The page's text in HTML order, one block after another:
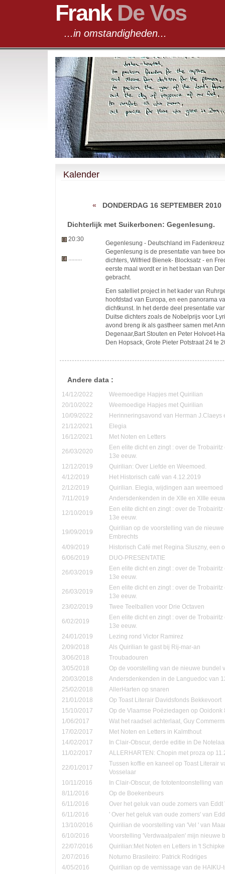
Frank De Vos
...in omstandigheden...
Kalender
« DONDERDAG 16 SEPTEMBER 2010
Dichterlijk met Suikerbonen: Gegenlesung.
20:30
Gegenlesung - Deutschland im
Gegenlesung is de presentatie van twee
dichters, Wilfried Bienek- Blocksatz - en
eerste maal wordt er in het bestaan van
gebracht.
Een satelliet project in het kader van
hoofdstad van Europa, en een panorama
dichtkunst. In het derde deel presentatie
Duitse dichters zoals de Nobelprijs voor
avond breng ik als gastheer samen met
Degenaar,Bart Stouten en Peter Holvoet-
Den Hopsack, Grote Pieter Potstraat 24 te
Andere data :
14/12/2022
Weemoedige Hapjes met Quirilian
20/10/2022
Weemoedige Hapjes met Quirilian
10/09/2022
Herinneringsavond van Herman J.Claeys
21/12/2021
Elegia
16/12/2021
Met Noten en Letters
26/03/2020
Een elite dicht en zingt : over de
13e eeuw.
12/12/2019
Quirilian: Over Liefde en Weemoed.
4/12/2019
Het Historisch café van 4.12.2019
2/12/2019
Quirilian. Elegia, wijdingen aan weemoed
7/11/2019
Andersdenkenden in de XIIe en XIIIe
12/10/2019
Een elite dicht en zingt : over de
13e eeuw.
19/09/2019
Quirilian op de voorstelling van de
Embrechts
4/09/2019
Historisch Café met Regina Sluszny, een
6/06/2019
DUO-PRESENTATIE
26/03/2019
Een elite dicht en zingt : over de
13e eeuw.
26/03/2019
Een elite dicht en zingt : over de
13e eeuw.
23/02/2019
Twee Teelballen voor Drie Octaven
6/02/2019
Een elite dicht en zingt : over de
13e eeuw.
24/01/2019
Lezing rond Victor Ramirez
2/09/2018
Als Quirilian te gast bij Rij-mar-an
3/06/2018
Troubadouren
3/05/2018
Op de voorstelling van de nieuwe bundel
20/03/2018
Andersdenkenden in de Languedoc van
25/02/2018
AllerHarten op snaren
21/01/2018
Op Toast Literair Davidsfonds Bekkevoort
15/10/2017
Op de Vlaamse Poëziedagen op
1/06/2017
Wat het raadsel achterlaat, Guy
17/02/2017
Met Noten en Letters in Kalmthout
14/02/2017
In Clair-Obscur, derde editie in De
11/02/2017
ALLERHARTEN: Chopin met proza op
22/01/2017
Tussen koffie en kaneel op Toast Literair
Vosselaar
10/11/2016
In Clair-Obscur, de fototentoonstelling
8/11/2016
Op de Boekenbeurs
6/11/2016
Over het geluk van oude zomers van Eddt
6/11/2016
' Over het geluk van oude zomers' van
13/10/2016
Quirilian de voorstelling van 'Vel ' van
6/10/2016
Voorstelling 'Verdwaalpalen' mijn nieuwe
22/07/2016
Quirilian:Met Noten en Letters in 't
2/07/2016
Noturno Brasileiro: Patrick Rodriges
4/05/2016
Quirilian op de vernissage van de